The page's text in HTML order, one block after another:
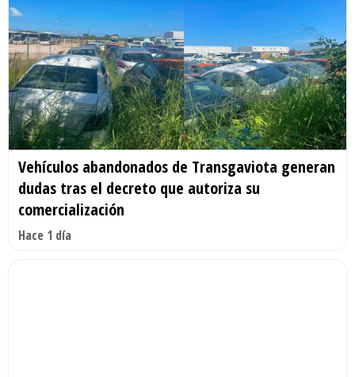
Vehículos abandonados de Transgaviota generan
dudas tras el decreto que autoriza su
comercialización
Hace 1 día